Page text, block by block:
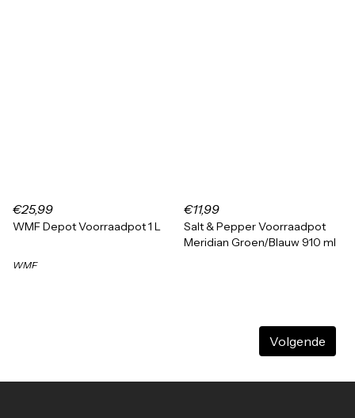
€25,99
WMF Depot Voorraadpot 1 L
WMF
€11,99
Salt & Pepper Voorraadpot
Meridian Groen/Blauw 910 ml
Volgende